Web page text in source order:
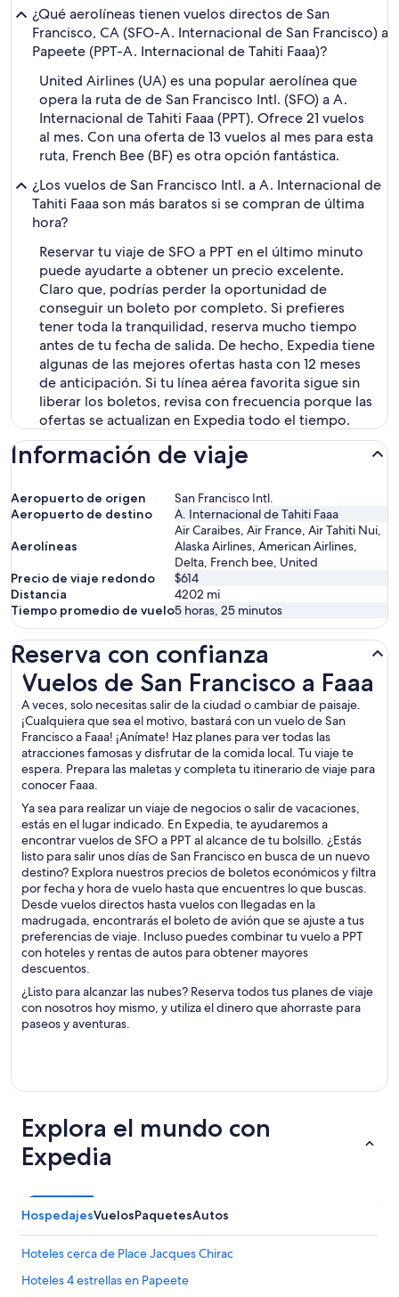
¿Qué aerolíneas tienen vuelos directos de San
Francisco, CA (SFO-A. Internacional de San Francisco) a
Papeete (PPT-A. Internacional de Tahiti Faaa)?
United Airlines (UA) es una popular aerolínea que
opera la ruta de de San Francisco Intl. (SFO) a A.
Internacional de Tahiti Faaa (PPT). Ofrece 21 vuelos
al mes. Con una oferta de 13 vuelos al mes para esta
ruta, French Bee (BF) es otra opción fantástica.
¿Los vuelos de San Francisco Intl. a A. Internacional de
Tahiti Faaa son más baratos si se compran de última
hora?
Reservar tu viaje de SFO a PPT en el último minuto
puede ayudarte a obtener un precio excelente.
Claro que, podrías perder la oportunidad de
conseguir un boleto por completo. Si prefieres
tener toda la tranquilidad, reserva mucho tiempo
antes de tu fecha de salida. De hecho, Expedia tiene
algunas de las mejores ofertas hasta con 12 meses
de anticipación. Si tu línea aérea favorita sigue sin
liberar los boletos, revisa con frecuencia porque las
ofertas se actualizan en Expedia todo el tiempo.
Información de viaje
Aeropuerto de origen
San Francisco Intl.
Aeropuerto de destino
A. Internacional de Tahiti Faaa
Aerolíneas
Air Caraibes, Air France, Air Tahiti Nui,
Alaska Airlines, American Airlines,
Delta, French bee, United
Precio de viaje redondo
$614
Distancia
4202 mi
Tiempo promedio de vuelo5 horas, 25 minutos
Reserva con confianza
Vuelos de San Francisco a Faaa
A veces, solo necesitas salir de la ciudad o cambiar de paisaje.
¡Cualquiera que sea el motivo, bastará con un vuelo de San
Francisco a Faaa! ¡Anímate! Haz planes para ver todas las
atracciones famosas y disfrutar de la comida local. Tu viaje te
espera. Prepara las maletas y completa tu itinerario de viaje para
conocer Faaa.
Ya sea para realizar un viaje de negocios o salir de vacaciones,
estás en el lugar indicado. En Expedia, te ayudaremos a
encontrar vuelos de SFO a PPT al alcance de tu bolsillo. ¿Estás
listo para salir unos días de San Francisco en busca de un nuevo
destino? Explora nuestros precios de boletos económicos y filtra
por fecha y hora de vuelo hasta que encuentres lo que buscas.
Desde vuelos directos hasta vuelos con llegadas en la
madrugada, encontrarás el boleto de avión que se ajuste a tus
preferencias de viaje. Incluso puedes combinar tu vuelo a PPT
con hoteles y rentas de autos para obtener mayores
descuentos.
¿Listo para alcanzar las nubes? Reserva todos tus planes de viaje
con nosotros hoy mismo, y utiliza el dinero que ahorraste para
paseos y aventuras.
Vuelos de San Francisco a Faaa
Explora el mundo con
Expedia
HospedajesVuelosPaquetesAutos
Hoteles cerca de Place Jacques Chirac
Hoteles 4 estrellas en Papeete